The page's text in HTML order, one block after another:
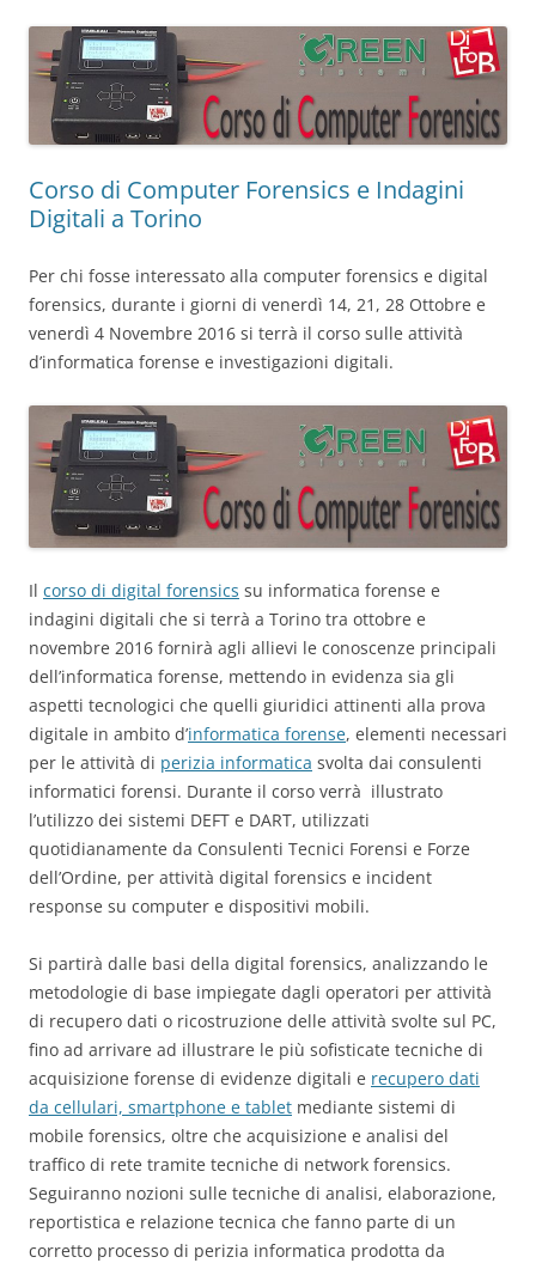
Corso di Computer Forensics e Indagini
Digitali a Torino
Per chi fosse interessato alla computer forensics e digital
forensics, durante i giorni di venerdì 14, 21, 28 Ottobre e
venerdì 4 Novembre 2016 si terrà il corso sulle attività
d’informatica forense e investigazioni digitali.
Il corso di digital forensics su informatica forense e
indagini digitali che si terrà a Torino tra ottobre e
novembre 2016 fornirà agli allievi le conoscenze principali
dell’informatica forense, mettendo in evidenza sia gli
aspetti tecnologici che quelli giuridici attinenti alla prova
digitale in ambito d’informatica forense, elementi necessari
per le attività di perizia informatica svolta dai consulenti
informatici forensi. Durante il corso verrà illustrato
l’utilizzo dei sistemi DEFT e DART, utilizzati
quotidianamente da Consulenti Tecnici Forensi e Forze
dell’Ordine, per attività digital forensics e incident
response su computer e dispositivi mobili.
Si partirà dalle basi della digital forensics, analizzando le
metodologie di base impiegate dagli operatori per attività
di recupero dati o ricostruzione delle attività svolte sul PC,
fino ad arrivare ad illustrare le più sofisticate tecniche di
acquisizione forense di evidenze digitali e recupero dati
da cellulari, smartphone e tablet mediante sistemi di
mobile forensics, oltre che acquisizione e analisi del
traffico di rete tramite tecniche di network forensics.
Seguiranno nozioni sulle tecniche di analisi, elaborazione,
reportistica e relazione tecnica che fanno parte di un
corretto processo di perizia informatica prodotta da